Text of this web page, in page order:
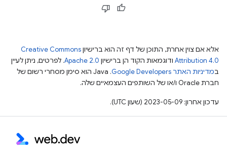
אלא אם צוין אחרת, התוכן של דף זה הוא ברישיוןCreative Commons
Attribution 4.0 ודוגמאות הקוד הן ברישיון Apache 2.0. לפרטים, ניתן לעיין
במדיניות האתר Google Developers‏
.‏ Java הוא סימן מסחרי רשום של
חברת Oracle ו/או של השותפים העצמאיים שלה.
עדכון אחרון: 2023-05-09 (שעון UTC).